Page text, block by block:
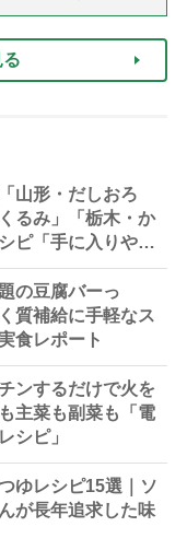
山形・だしおろ
るみ」「栃木・か
ピ「手に入りやす
の豆腐バーっ
質補給に手軽なス
食レポート
ンするだけで火を
主菜も副菜も「電
シピ」
ゆレシピ15選｜ソ
が長年追求した味